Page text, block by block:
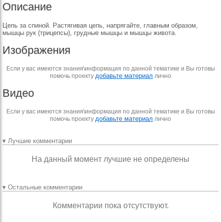
Описание
Цепь за спиной. Растягивая цепь, напрягайте, главным образом,
мышцы рук (трицепсы), грудные мышцы и мышцы живота.
Изображения
Если у вас имеются знания\информация по данной тематике и Вы готовы
помочь проекту добавьте материал лично
Видео
Если у вас имеются знания\информация по данной тематике и Вы готовы
помочь проекту добавьте материал лично
▾ Лучшие комментарии
На данный момент лучшие не определены
▾ Остальные комментарии
Комментарии пока отсутствуют.